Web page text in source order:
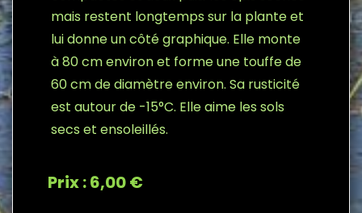
mais restent longtemps sur la plante et
lui donne un côté graphique. Elle monte
à 80 cm environ et forme une touffe de
60 cm de diamètre environ. Sa rusticité
est autour de -15°C. Elle aime les sols
secs et ensoleillés.
Prix : 6,00 €